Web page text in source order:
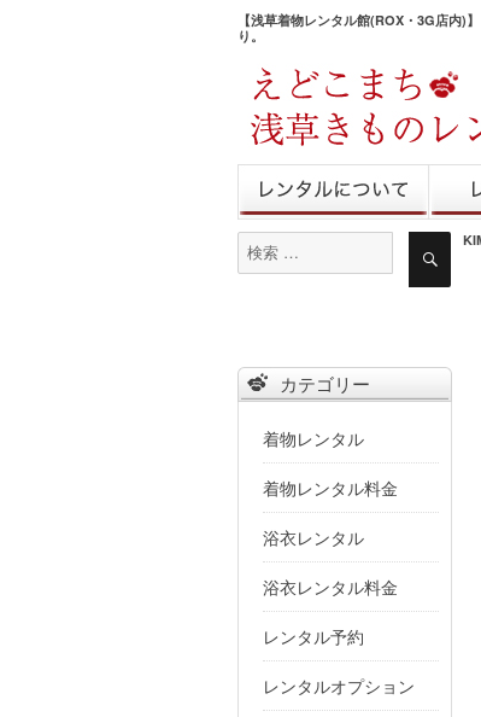
【浅草着物レンタル館(ROX・3G店内)
り。
きものレンタル レン
検
索
検
カテゴリー
着物レンタル
着物レンタル料金
浴衣レンタル
浴衣レンタル料金
レンタル予約
レンタルオプション